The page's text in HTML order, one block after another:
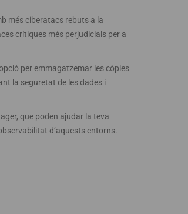
més ciberatacs rebuts a la
crítiques més perjudicials per a
per emmagatzemar les còpies
la seguretat de les dades i
que poden ajudar la teva
d’aquests entorns.